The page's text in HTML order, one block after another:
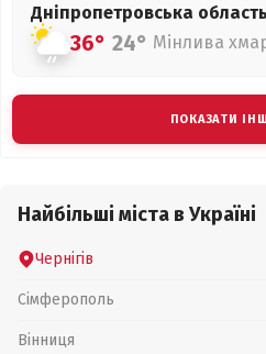
Дніпропетровська область
36° 24° Мінлива
ПОКАЗАТИ
Найбільші міста в Україні
Чернігів
Сімферополь
Вінниця